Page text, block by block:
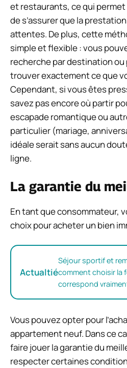
et restaurants, ce qui
de s’assurer que la
attentes. De plus, cette
simple et flexible : vous
recherche par destination ou
trouver exactement ce que
Cependant, si vous êtes
savez pas encore où partir
escapade romantique ou
particulier (mariage,
idéale serait sans aucun
ligne.
La garantie du
En tant que consommateur,
choix pour acheter un bien
Actualtié
Séjour sportif et
comment choisir la
correspond
Vous pouvez opter pour
appartement neuf. Dans ce
faire jouer la garantie du
respecter certaines